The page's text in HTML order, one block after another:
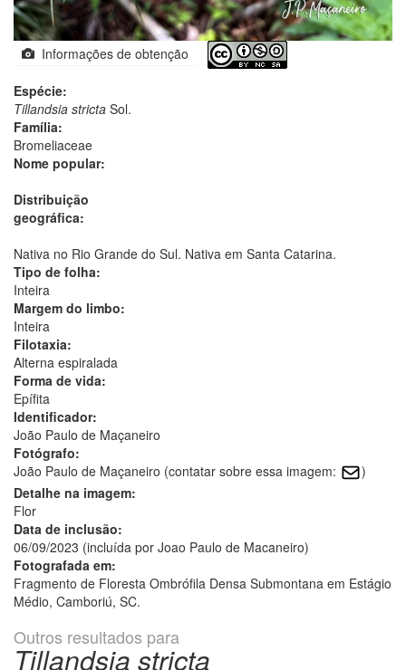
Informações de obtenção
Espécie:
Tillandsia stricta Sol.
Família:
Bromeliaceae
Nome popular:
Distribuição
geográfica:
Nativa no Rio Grande do Sul. Nativa em Santa Catarina.
Tipo de folha:
Inteira
Margem do limbo:
Inteira
Filotaxia:
Alterna espiralada
Forma de vida:
Epífita
Identificador:
João Paulo de Maçaneiro
Fotógrafo:
João Paulo de Maçaneiro (contatar sobre essa imagem:
)
Detalhe na imagem:
Flor
Data de inclusão:
06/09/2023 (incluída por Joao Paulo de Macaneiro)
Fotografada em:
Fragmento de Floresta Ombrófila Densa Submontana em Estágio
Médio, Camboriú, SC.
Outros resultados para
Tillandsia stricta